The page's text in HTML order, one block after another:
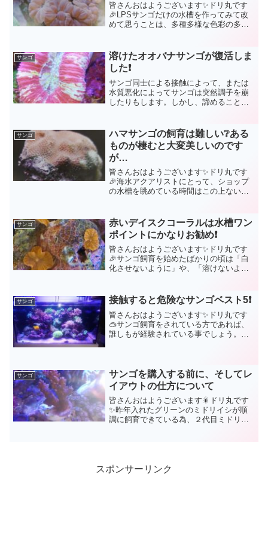
皆さんおはようございます✨ドリ丸です
🎉LPSサンゴだけの水槽を作ってみて改
めて思うことは、多種多様な色彩の多さ
LPSサンゴのみの水槽はかなりお勧めで
す。LPSサンゴ水槽を...
サンゴ
溶けたオオバナサンゴが復活しま
した❗
サンゴ同士による接触によって、または
水質悪化によってサンゴは突然調子を崩
したりもします。しかし、諦めることは
かのうですから。
サンゴ
ハマサンゴの飼育は難しい❔ある
ものが棲むと大変美しいのです
が…
皆さんおはようございます✨ドリ丸です
🎉海水アクアリストにとって、ショップ
の水槽を眺めている時間はこの上ない至
ポット的な聖地。ドリ丸も癒しを求めて
月に数回はショップに足を...
サンゴ
赤いデイスクコーラルは水槽ワン
ポイントにかなりお勧め❗
皆さんおはようございます✨ドリ丸です
🎉サンゴ飼育を始めたばかりの頃は「白
化させないように」や、「溶けないよう
したから、せっかく買ってきたサンゴを
ダメにする事も度々でした...
サンゴ 接触すると危険なサンゴベスト5❗
皆さんおはようございます✨ドリ丸です
🥽サンゴ飼育をされている方であれば、
誰しもが経験されている事でしょう。サ
リ丸水槽でも何度となく、...
サンゴ
サンゴを購入する前に、そしてレ
イアウトの仕方について
皆さんおはようございます🎇ドリ丸です
✨昨年入れたグリーンのミドリイシが順
調に飼育できている為、２代目ミドリイ
スポンサーリンク